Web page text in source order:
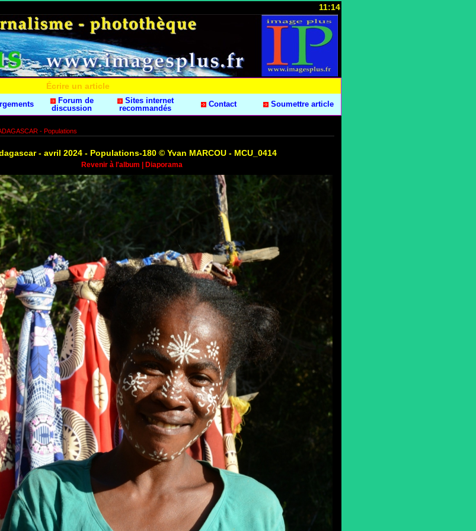
11:14
Écrire un article
Forum de
discussion
Sites internet
recommandés
Contact Soumettre article
- Populations
- avril 2024 - Populations-180 © Yvan MARCOU - MCU_0414
Revenir à l'album Diaporama